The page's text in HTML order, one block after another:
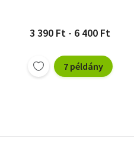
3 390 Ft - 6 400 Ft
7 példány